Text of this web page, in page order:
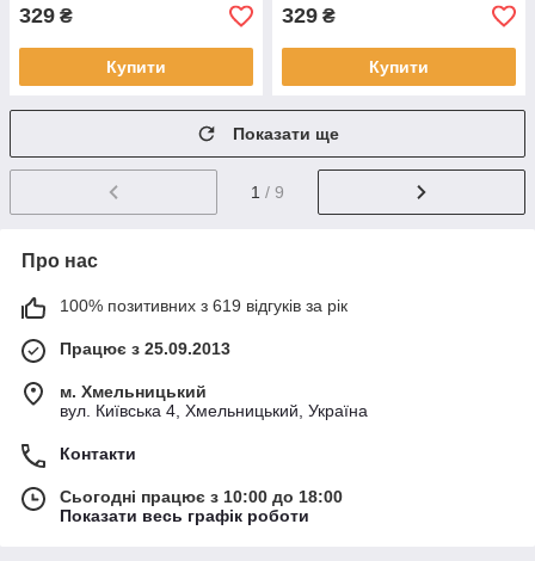
329 ₴
Купити
329 ₴
Купити
Показати ще
1 / 9
Про нас
100% позитивних з 619 відгуків за рік
Працює з 25.09.2013
м. Хмельницький
вул. Київська 4, Хмельницький, Україна
Контакти
Сьогодні працює з 10:00 до 18:00
Показати весь графік роботи